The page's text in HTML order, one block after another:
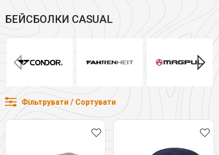
БЕЙСБОЛКИ CASUAL
Фільтрувати / Сортувати